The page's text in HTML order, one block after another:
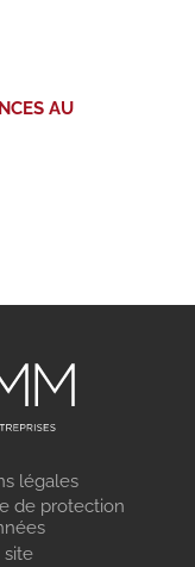
AU
légales
de protection
site